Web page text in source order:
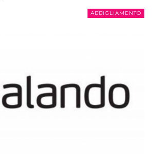
ABBIGLIAMENTO